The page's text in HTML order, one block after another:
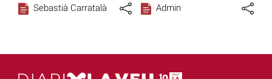
Sebastià Carratalà Admin